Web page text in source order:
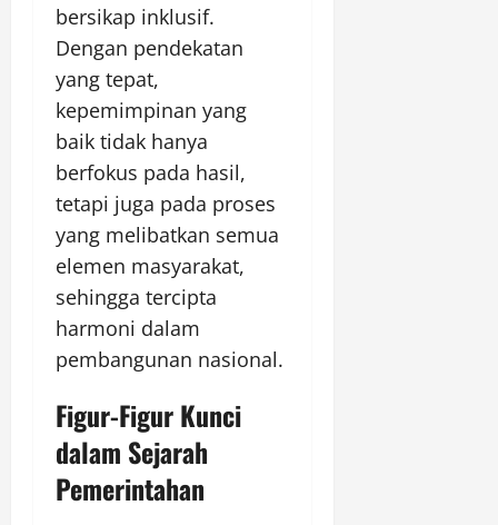
bersikap inklusif.
Dengan pendekatan
yang tepat,
kepemimpinan yang
baik tidak hanya
berfokus pada hasil,
tetapi juga pada proses
yang melibatkan semua
elemen masyarakat,
sehingga tercipta
harmoni dalam
pembangunan nasional.
Figur-Figur Kunci
dalam Sejarah
Pemerintahan